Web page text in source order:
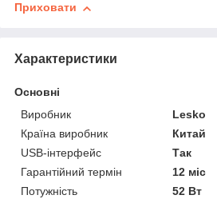
Приховати
Характеристики
Основні
Виробник
Lesko
Країна виробник
Китай
USB-інтерфейс
Так
Гарантійний термін
12 міс
Потужність
52 Вт